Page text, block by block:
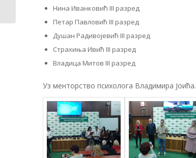
Нина Иванковић III разред
Петар Павловић III разред
Душан Радивојевић III разред
Страхиња Ивић III разред
Владица Митов III разред
Уз менторство психолога Владимира Јоића.
СВЕТЛА СТРА�...